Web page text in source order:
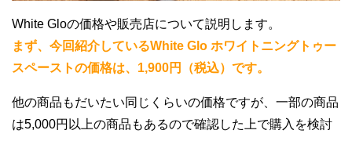
White Gloの価格や販売店について説明します。
まず、今回紹介しているWhite Glo ホワイトニングトゥー
スペーストの価格は、1,900円（税込）です。
他の商品もだいたい同じくらいの価格ですが、一部の商品
は5,000円以上の商品もあるので確認した上で購入を検討